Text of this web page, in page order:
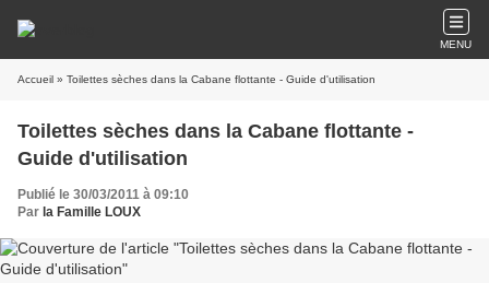
MENU
Accueil » Toilettes sèches dans la Cabane flottante - Guide d'utilisation
Toilettes sèches dans la Cabane flottante -
Guide d'utilisation
Publié le 30/03/2011 à 09:10
Par la Famille LOUX